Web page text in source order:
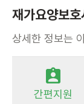
재가요양보호
상세한 정보는
간편지원